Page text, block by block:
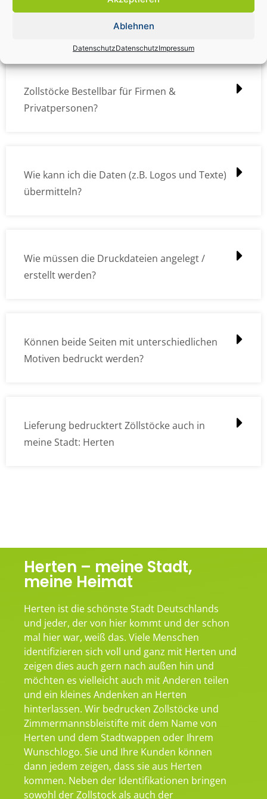
Ablehnen
DatenschutzDatenschutzImpressum
Zollstock Druckdatencheck / Profidatencheck
Zollstöcke Bestellbar für Firmen &
Privatpersonen?
Wie kann ich die Daten (z.B. Logos und Texte)
übermitteln?
Wie müssen die Druckdateien angelegt /
erstellt werden?
Können beide Seiten mit unterschiedlichen
Motiven bedruckt werden?
Lieferung bedrucktert Zöllstöcke auch in
meine Stadt: Herten
Herten – meine Stadt,
meine Heimat
Herten ist die schönste Stadt Deutschlands
und jeder, der von hier kommt und der schon
mal hier war, weiß das. Viele Menschen
identifizieren sich voll und ganz mit Herten und
zeigen dies auch gern nach außen hin und
möchten es vielleicht auch mit Anderen teilen
und ein kleines Andenken an Herten
hinterlassen. Wir bedrucken Zollstöcke und
Zimmermannsbleistifte mit dem Name von
Herten und dem Stadtwappen oder Ihrem
Wunschlogo. Sie und Ihre Kunden können
dann jedem zeigen, dass sie aus Herten
kommen. Neben der Identifikationen bringen
sowohl der Zollstock als auch der